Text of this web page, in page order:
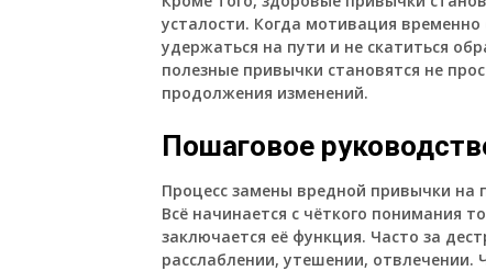
усталости. Когда мотивация
удержаться на пути и не скатиться
полезные привычки становятся не
продолжения изменений.
Пошаговое
Процесс замены вредной привычки на
Всё начинается с чёткого понимания
заключается её функция. Часто за
расслаблении, утешении, отвлечении.